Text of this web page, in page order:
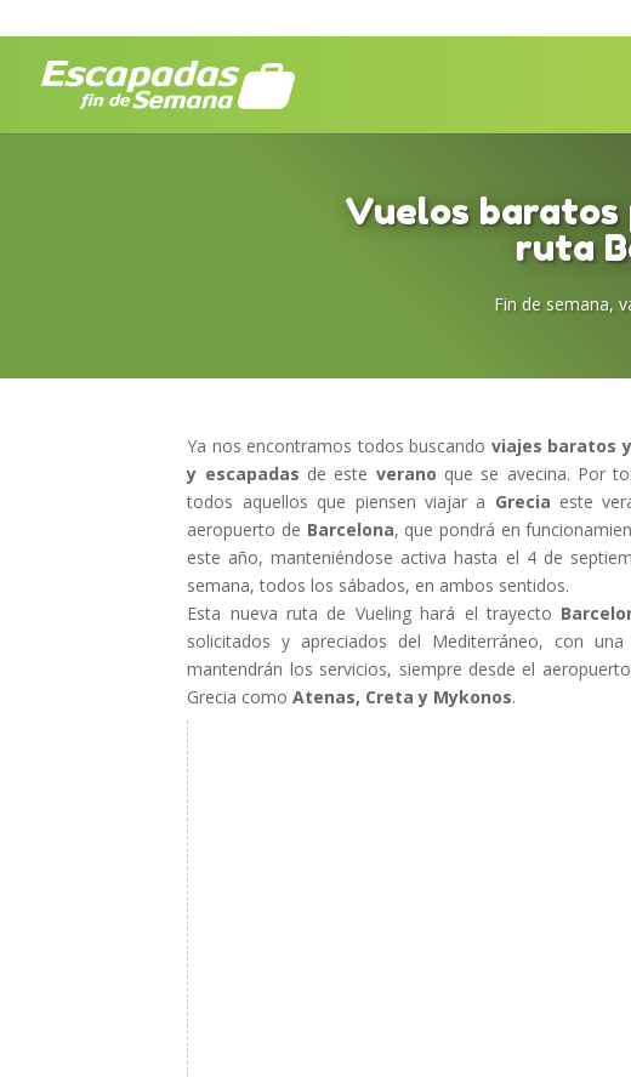
Vuelos baratos
ruta
Fin de semana,
Ya nos encontramos todos buscando viajes baratos
y escapadas de este verano que se avecina. Por
todos aquellos que piensen viajar a Grecia este
aeropuerto de Barcelona, que pondrá en
este año, manteniéndose activa hasta el 4 de
semana, todos los sábados, en ambos sentidos.
Esta nueva ruta de Vueling hará el trayecto
solicitados y apreciados del Mediterráneo, con
mantendrán los servicios, siempre desde el
Grecia comoAtenas, Creta y Mykonos.